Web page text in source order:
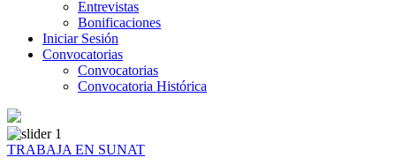
Entrevistas
Bonificaciones
Iniciar Sesión
Convocatorias
Convocatorias
Convocatoria Histórica
TRABAJA EN SUNAT